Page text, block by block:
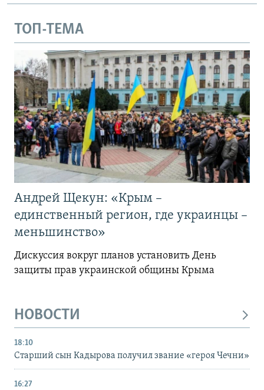
ТОП-ТЕМА
Андрей Щекун: «Крым –
единственный регион, где украинцы –
меньшинство»
Дискуссия вокруг планов установить День
защиты прав украинской общины Крыма
НОВОСТИ
18:10
Старший сын Кадырова получил звание «героя Чечни»
16:27